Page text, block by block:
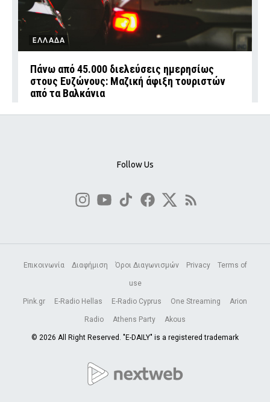
ΕΛΛΑΔΑ
Πάνω από 45.000 διελεύσεις ημερησίως
στους Ευζώνους: Μαζική άφιξη τουριστών
από τα Βαλκάνια
Follow Us
Επικοινωνία Διαφήμιση Όροι Διαγωνισμών Privacy Terms of
use
Pink.gr E-Radio Hellas E-Radio Cyprus One Streaming Arion
Radio Athens Party Akous
© 2026 All Right Reserved. "E-DAILY" is a registered trademark